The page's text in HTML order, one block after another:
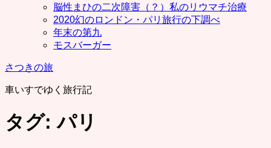
脳性まひの二次障害（？）私のリウマチ治療
2020幻のロンドン・パリ旅行の下調べ
年末の第九
モスバーガー
さつきの旅
車いすでゆく旅行記
タグ:パリ